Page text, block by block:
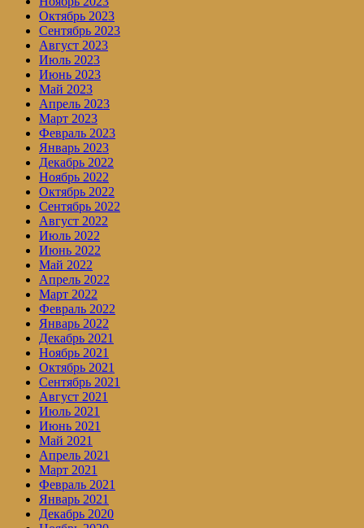
Октябрь 2023
Сентябрь 2023
Август 2023
Июль 2023
Июнь 2023
Май 2023
Апрель 2023
Март 2023
Февраль 2023
Январь 2023
Декабрь 2022
Ноябрь 2022
Октябрь 2022
Сентябрь 2022
Август 2022
Июль 2022
Июнь 2022
Май 2022
Апрель 2022
Март 2022
Февраль 2022
Январь 2022
Декабрь 2021
Ноябрь 2021
Октябрь 2021
Сентябрь 2021
Август 2021
Июль 2021
Июнь 2021
Май 2021
Апрель 2021
Март 2021
Февраль 2021
Январь 2021
Декабрь 2020